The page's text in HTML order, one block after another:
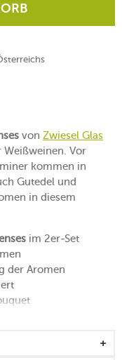
von Zwiesel Glas
Vor
kommen in
Gutedel und
in diesem
im 2er-Set
der Aromen